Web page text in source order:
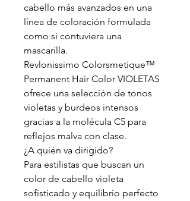
cabello más avanzados en una
línea de coloración formulada
como si contuviera una
mascarilla.
Revlonissimo Colorsmetique™
Permanent Hair Color VIOLETAS
ofrece una selección de tonos
violetas y burdeos intensos
gracias a la molécula C5 para
reflejos malva con clase.
¿A quién va dirigido?
Para estilistas que buscan un
color de cabello violeta
sofisticado y equilibrio perfecto